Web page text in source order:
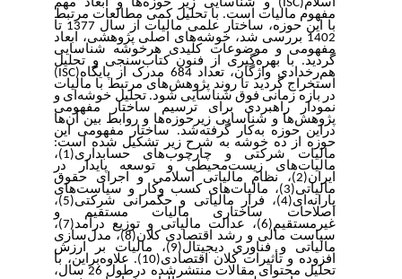
اسلام(ISC) و شناسایی زیر حوزه‌ها و ابعاد مهم
مفهوم مالیات است. با تحلیل کمی مطالعات مرتبط
با این حوزه، ساختار علمی مالیات از سال 1377 تا
1402 بررسی شد، خوشه‌های اصلی پژوهشی، ابعاد
مفهومی و موضوعات کلیدی هرخوشه شناسایی
گردید. با بهره‌گیری از فنون کتاب‌سنجی و تحلیل
هم‌رخدادی واژگان، تعداد 684 مدرک از پایگاه(
ISC
)
استخراج گردید تا روند پژوهش‌های مرتبط با مالیات
در بازه زمانی فوق شناسایی شود. تحلیل خوشه‌ای و
نمودار راهبردی برای ترسیم ساختار مفهومی
پژوهش‌ها و شناسایی زیرحوزه‌ها و روابط بین آن‌ها
دراین حوزه به‌کار گرفته‌شد. ساختار مفهومی این
حوزه از ده خوشه به شرح زیر تشکیل شده است:
مالیات شرکتی و چارچوب‌های حسابداری(1)،
مالیات‌های زیست‌محیطی و توسعه پایدار در
ایران(2)، نظام مالیاتی اسلامی و اجرای حقوق
مالیاتی(3)، مالیات‌های کسب وکار و سیاست‌های
یارانه‌ای(4)، فرار مالیاتی و حکمرانی شرکتی(5)،
اصلاحات ساختاری مالیات مستقیم و
غیرمستقیم(6)، عدالت مالیاتی و توزیع درآمد(7)،
سیاست مالی و رشد اقتصادی کلان(8)، مدل‌سازی
مالیاتی و فناوری دیجیتال(9)، مالیات بر ارزش
افزوده و تأثیرات کلان اقتصادی(10). علاوه‌براین، با
تحلیل محتوای مقالات منتشرشده درطول 26 سال،